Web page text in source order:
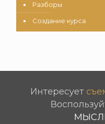
Разборы
Создание курса
Интересует